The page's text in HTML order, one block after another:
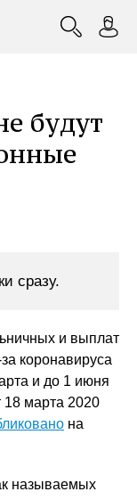
будут
сразу.
и выплат
коронавируса
и до 1 июня
18 марта 2020
на
называемых